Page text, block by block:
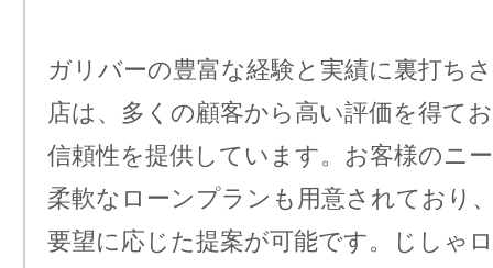
ガリバーの豊富な経験と実績に裏打ち
店は、多くの顧客から高い評価を得て
信頼性を提供しています。お客様のニ
柔軟なローンプランも用意されており
要望に応じた提案が可能です。じしゃ